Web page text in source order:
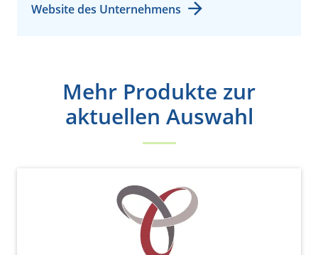
Website des Unternehmens
Mehr Produkte zur
aktuellen Auswahl